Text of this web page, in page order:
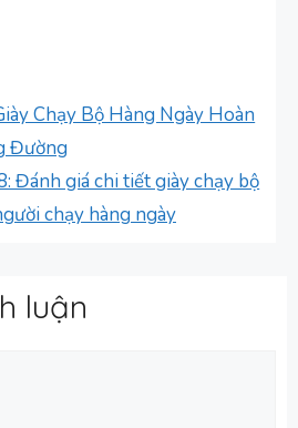
Chạy Bộ Hàng Ngày Hoàn
Đường
Đánh giá chi tiết giày chạy bộ
chạy hàng ngày
luận